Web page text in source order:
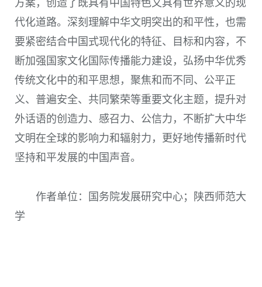
方案，创造了既具有中国特色又具有世界意义的现
代化道路。深刻理解中华文明突出的和平性，也需
要紧密结合中国式现代化的特征、目标和内容，不
断加强国家文化国际传播能力建设，弘扬中华优秀
传统文化中的和平思想，聚焦和而不同、公平正
义、普遍安全、共同繁荣等重要文化主题，提升对
外话语的创造力、感召力、公信力，不断扩大中华
文明在全球的影响力和辐射力，更好地传播新时代
坚持和平发展的中国声音。
作者单位：国务院发展研究中心；陕西师范大
学